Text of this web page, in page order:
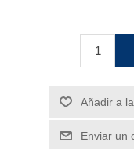
Añadir a
Enviar un